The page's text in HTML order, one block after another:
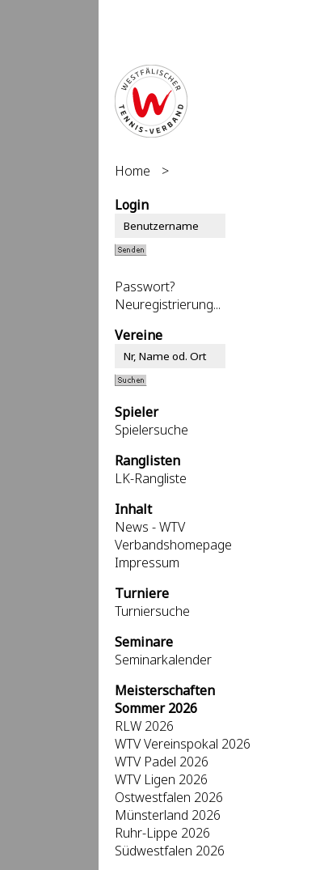
Home
>
Login
Passwort?
Neuregistrierung...
Vereine
Spieler
Spielersuche
Ranglisten
LK-Rangliste
Inhalt
News - WTV
Verbandshomepage
Impressum
Turniere
Turniersuche
Seminare
Seminarkalender
Meisterschaften
Sommer 2026
RLW 2026
WTV Vereinspokal 2026
WTV Padel 2026
WTV Ligen 2026
Ostwestfalen 2026
Münsterland 2026
Ruhr-Lippe 2026
Südwestfalen 2026